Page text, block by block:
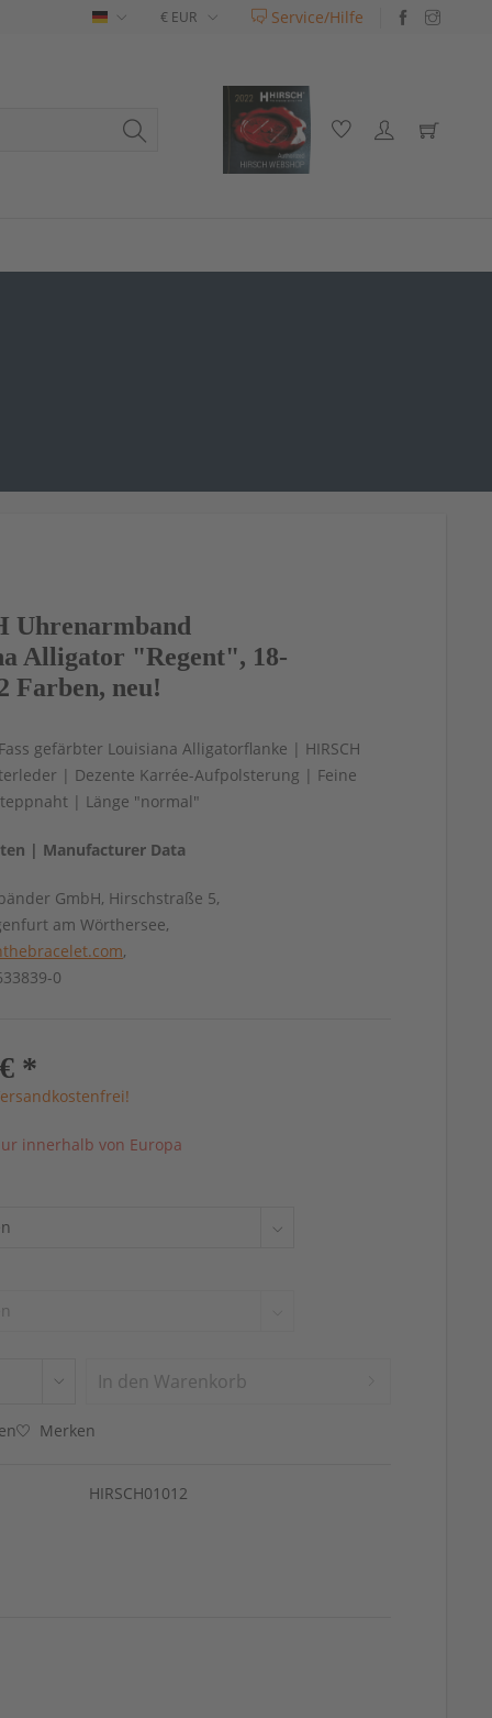
Deutsch Service/Hilfe
Uhrenarmband
Alligator "Regent", 18-
Farben, neu!
gefärbter Louisiana Alligatorflanke | HIRSCH
| Dezente Karrée-Aufpolsterung | Feine
| Länge "normal"
| Manufacturer Data
GmbH, Hirschstraße 5,
am Wörthersee,
,
0
*
innerhalb von Europa
In den Warenkorb
Merken
HIRSCH01012